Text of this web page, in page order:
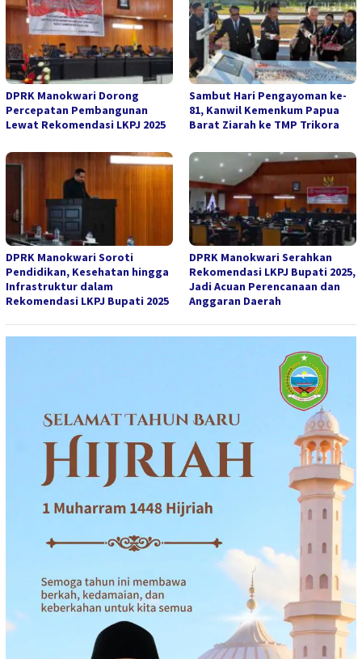
DPRK Manokwari Dorong
Percepatan Pembangunan
Lewat Rekomendasi LKPJ 2025
Sambut Hari Pengayoman ke-
81, Kanwil Kemenkum Papua
Barat Ziarah ke TMP Trikora
DPRK Manokwari Soroti
Pendidikan, Kesehatan hingga
Infrastruktur dalam
Rekomendasi LKPJ Bupati 2025
DPRK Manokwari Serahkan
Rekomendasi LKPJ Bupati 2025,
Jadi Acuan Perencanaan dan
Anggaran Daerah